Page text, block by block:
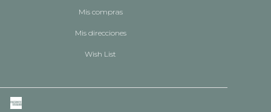
Mis compras
Mis direcciones
Wish List